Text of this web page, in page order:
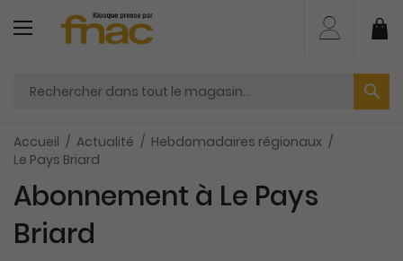
contenu
Accueil Actualité
Hebdomadaires régionaux
Le Pays Briard
Abonnement à Le Pays
Briard